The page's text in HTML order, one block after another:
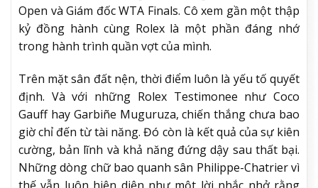
Open và Giám đốc WTA Finals. Cô xem gần một thập
kỷ đồng hành cùng Rolex là một phần đáng nhớ
trong hành trình quần vợt của mình.
Trên mặt sân đất nện, thời điểm luôn là yếu tố quyết
định. Và với những Rolex Testimonee như Coco
Gauff hay Garbiñe Muguruza, chiến thắng chưa bao
giờ chỉ đến từ tài năng. Đó còn là kết quả của sự kiên
cường, bản lĩnh và khả năng đứng dậy sau thất bại.
Những dòng chữ bao quanh sân Philippe-Chatrier vì